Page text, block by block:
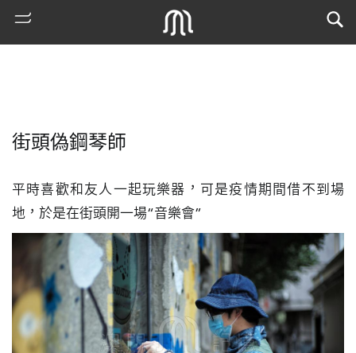
索
街頭偽鋼琴師
平時喜歡和友人一起玩樂器，可是疫情期間借不到場
地，於是在街頭開一場“音樂會”